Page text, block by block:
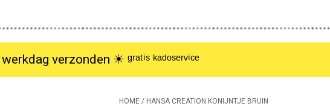
verzonden ☀︎ ᵍʳᵃᵗⁱˢ ᵏᵃᵈᵒˢᵉʳᵛⁱᶜᵉ
HOME / HANSA CREATION KONIJNTJE BRUIN